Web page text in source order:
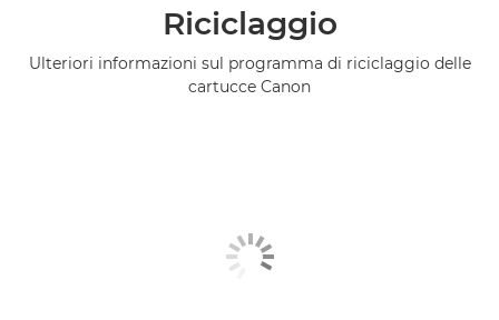
Riciclaggio
Ulteriori informazioni sul programma di riciclaggio delle
cartucce Canon